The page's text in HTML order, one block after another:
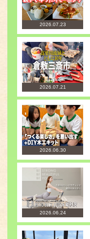
2026.07.23
2026.07.21
2026.06.30
2026.06.24